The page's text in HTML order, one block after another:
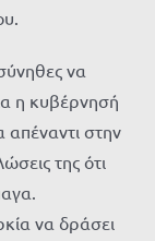
να
η κυβέρνησή
απέναντι στην
της ότι
να δράσει